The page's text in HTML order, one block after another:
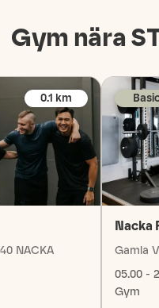
Gym nära
0.1 km
NACKA
Nacka
Gamla
05.00 -
Gym